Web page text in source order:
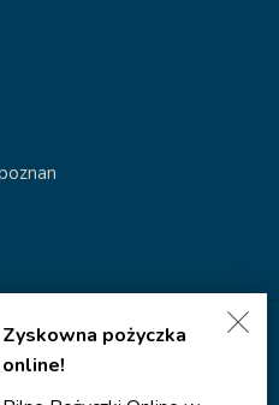
Zyskowna pożyczka
online!
plików cookies